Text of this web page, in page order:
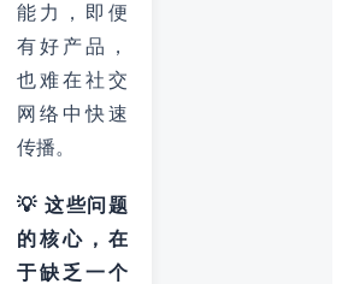
能力，即便
有好产品，
也难在社交
网络中快速
传播。
💡 这些问题
的核心，在
于缺乏一个